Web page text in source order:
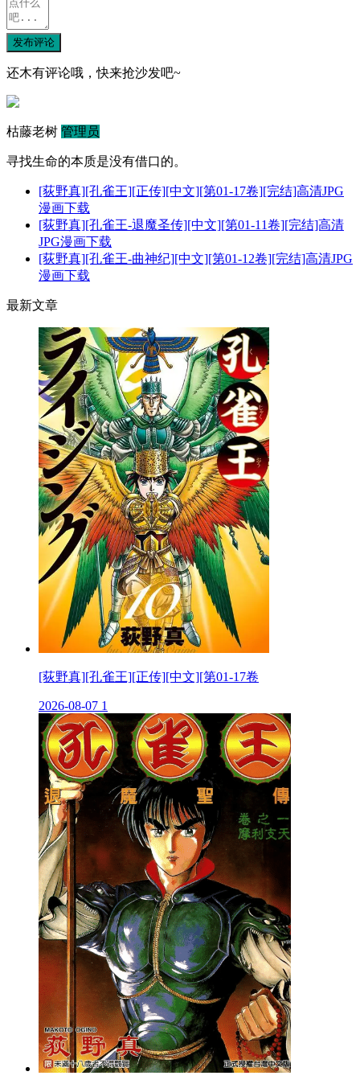
发布评论
还木有评论哦，快来抢沙发吧~
枯藤老树 管理员
寻找生命的本质是没有借口的。
[荻野真][孔雀王][正传][中文][第01-17卷][完结]高清JPG
漫画下载
[荻野真][孔雀王-退魔圣传][中文][第01-11卷][完结]高清
JPG漫画下载
[荻野真][孔雀王-曲神纪][中文][第01-12卷][完结]高清JPG
漫画下载
最新文章
[荻野真][孔雀王][正传][中文][第01-17卷
2026-08-07 1